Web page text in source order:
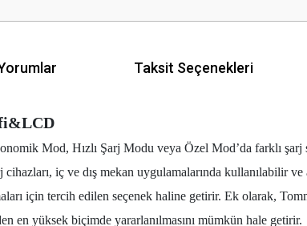
Taksit Seçenekleri
Mod, Hızlı Şarj Modu veya Özel Mod’da farklı şarj
iç ve dış mekan uygulamalarında kullanılabilir ve
için tercih edilen seçenek haline getirir. Ek olarak,
en yüksek biçimde yararlanılmasını mümkün hale getirir.